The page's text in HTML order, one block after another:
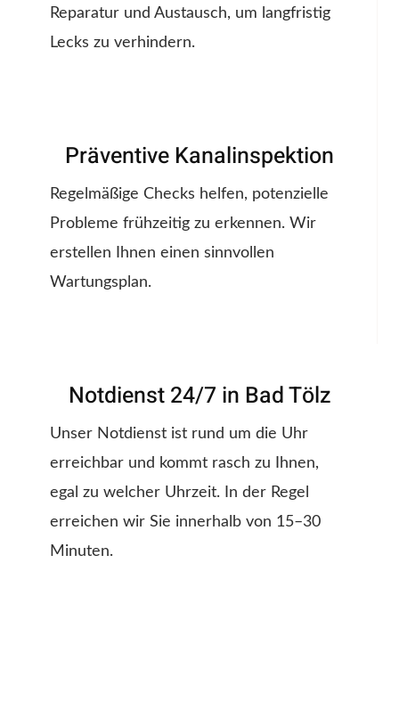
Reparatur und Austausch, um langfristig
Lecks zu verhindern.
Präventive Kanalinspektion
Regelmäßige Checks helfen, potenzielle
Probleme frühzeitig zu erkennen. Wir
erstellen Ihnen einen sinnvollen
Wartungsplan.
Notdienst 24/7 in Bad Tölz
Unser Notdienst ist rund um die Uhr
erreichbar und kommt rasch zu Ihnen,
egal zu welcher Uhrzeit. In der Regel
erreichen wir Sie innerhalb von 15–30
Minuten.